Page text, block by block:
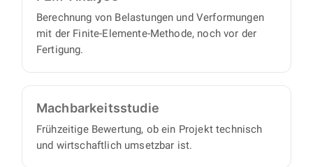
Berechnung von Belastungen und Verformungen
mit der Finite-Elemente-Methode, noch vor der
Fertigung.
Machbarkeits­studie
Frühzeitige Bewertung, ob ein Projekt technisch
und wirtschaftlich umsetzbar ist.